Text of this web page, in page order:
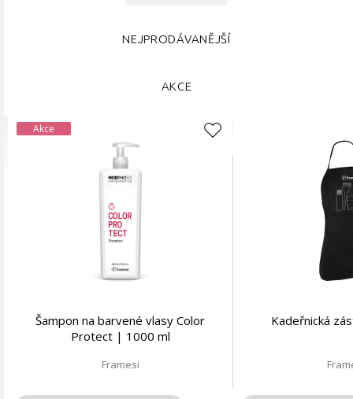
NEJPRODÁVANĚJŠÍ
AKCE
Akce
Šampon na barvené vlasy Color
Protect | 1000 ml
Framesi
Kadeřnická